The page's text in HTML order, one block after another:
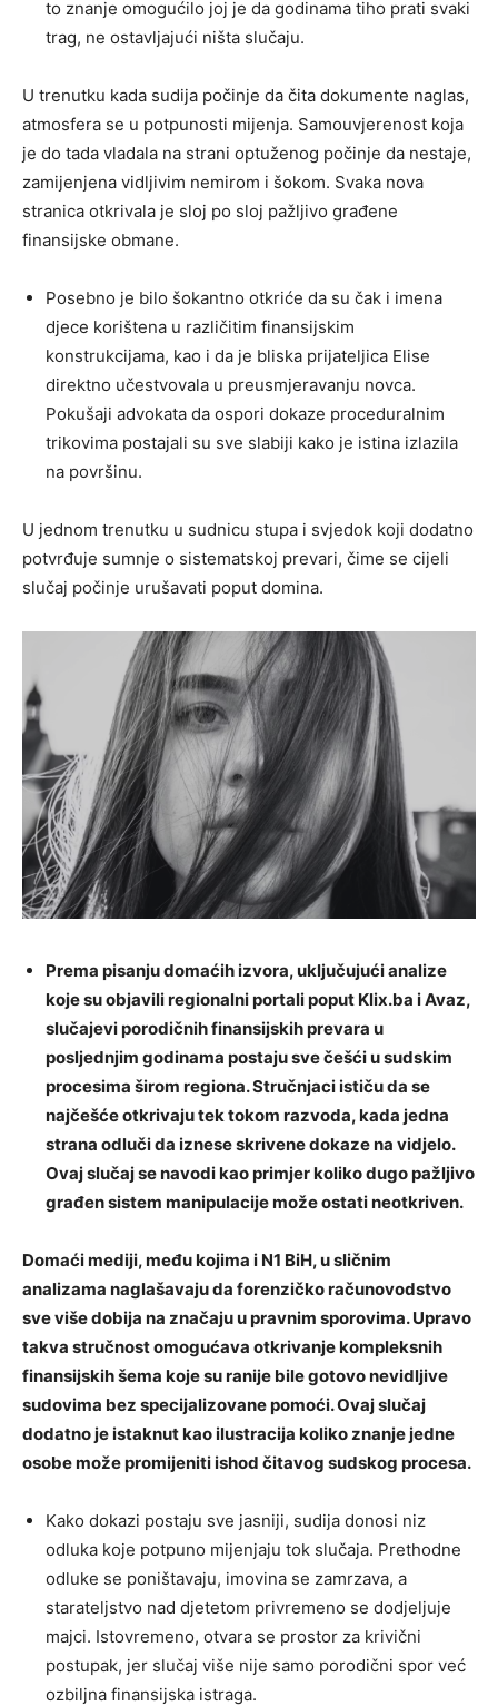
to znanje omogućilo joj je da godinama tiho prati svaki
trag, ne ostavljajući ništa slučaju.
U trenutku kada sudija počinje da čita dokumente naglas,
atmosfera se u potpunosti mijenja. Samouvjerenost koja
je do tada vladala na strani optuženog počinje da nestaje,
zamijenjena vidljivim nemirom i šokom. Svaka nova
stranica otkrivala je sloj po sloj pažljivo građene
finansijske obmane.
Posebno je bilo šokantno otkriće da su čak i imena
djece korištena u različitim finansijskim
konstrukcijama, kao i da je bliska prijateljica Elise
direktno učestvovala u preusmjeravanju novca.
Pokušaji advokata da ospori dokaze proceduralnim
trikovima postajali su sve slabiji kako je istina izlazila
na površinu.
U jednom trenutku u sudnicu stupa i svjedok koji dodatno
potvrđuje sumnje o sistematskoj prevari, čime se cijeli
slučaj počinje urušavati poput domina.
Prema pisanju domaćih izvora, uključujući analize
koje su objavili regionalni portali poput Klix.ba i Avaz,
slučajevi porodičnih finansijskih prevara u
posljednjim godinama postaju sve češći u sudskim
procesima širom regiona. Stručnjaci ističu da se
najčešće otkrivaju tek tokom razvoda, kada jedna
strana odluči da iznese skrivene dokaze na vidjelo.
Ovaj slučaj se navodi kao primjer koliko dugo pažljivo
građen sistem manipulacije može ostati neotkriven.
Domaći mediji, među kojima i N1 BiH, u sličnim
analizama naglašavaju da forenzičko računovodstvo
sve više dobija na značaju u pravnim sporovima. Upravo
takva stručnost omogućava otkrivanje kompleksnih
finansijskih šema koje su ranije bile gotovo nevidljive
sudovima bez specijalizovane pomoći. Ovaj slučaj
dodatno je istaknut kao ilustracija koliko znanje jedne
osobe može promijeniti ishod čitavog sudskog procesa.
Kako dokazi postaju sve jasniji, sudija donosi niz
odluka koje potpuno mijenjaju tok slučaja. Prethodne
odluke se poništavaju, imovina se zamrzava, a
starateljstvo nad djetetom privremeno se dodjeljuje
majci. Istovremeno, otvara se prostor za krivični
postupak, jer slučaj više nije samo porodični spor već
ozbiljna finansijska istraga.